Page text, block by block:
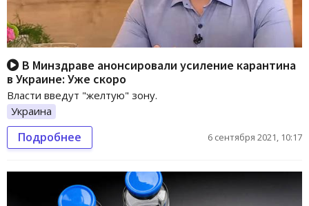
В Минздраве анонсировали усиление карантина
в Украине: Уже скоро
Власти введут "желтую" зону.
Украина
Подробнее 6 сентября 2021, 10:17